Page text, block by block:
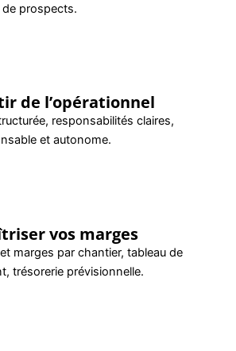
prospects.
de l’opérationnel
responsabilités claires,
et autonome.
vos marges
marges par chantier, tableau de
trésorerie prévisionnelle.